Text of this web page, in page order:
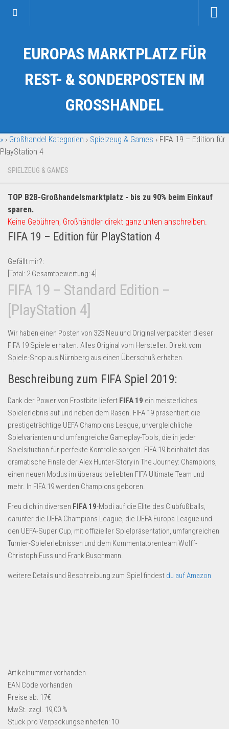
Kategorien
Auto & Motorrad
Fahrzeuge & Transport
Garten & Werkzeug
Geschäft, Büro & Schreibwaren
Geschenkartikel
Handy und Smartphone
Kosmetik & Pflege
Lebensmittel & Getränke
Multimedia & Elektro
Münzen
Spielzeug & Games
Schuhe & Accessoires
Uhren & Schmuck
Wohnen & Einrichten
Restposten-Angebote
eBay Restposten kaufen
Sonderposten-Angebote
Saison & Eventprodkte
Dropshipping-Produkte
B2B Produkte
Aldi
Lidl
EUROPAS MARKTPLATZ FÜR
REST- & SONDERPOSTEN IM
GROSSHANDEL
» › Großhandel Kategorien › Spielzeug & Games › FIFA 19 – Edition für
PlayStation 4
SPIELZEUG & GAMES
TOP B2B-Großhandelsmarktplatz - bis zu 90% beim Einkauf
sparen.
Keine Gebühren, Großhändler direkt ganz unten anschreiben.
FIFA 19 – Edition für PlayStation 4
Gefällt mir?:
[Total: 2Gesamtbewertung: 4
FIFA 19 – Standard Edition –
[PlayStation 4]
Wir haben einen Posten von 323 Neu und Original verpackten dieser
FIFA 19 Spiele erhalten. Alles Original vom Hersteller. Direkt vom
Spiele-Shop aus Nürnberg aus einen Überschuß erhalten.
Beschreibung zum FIFA Spiel 2019:
Dank der Power von Frostbite liefert FIFA 19 ein meisterliches
Spielerlebnis auf und neben dem Rasen. FIFA 19 präsentiert die
prestigeträchtige UEFA Champions League, unvergleichliche
Spielvarianten und umfangreiche Gameplay-Tools, die in jeder
Spielsituation für perfekte Kontrolle sorgen. FIFA 19 beinhaltet das
dramatische Finale der Alex Hunter-Story in The Journey: Champions,
einen neuen Modus im überaus beliebten FIFA Ultimate Team und
mehr. In FIFA 19 werden Champions geboren.
Freu dich in diversen FIFA 19-Modi auf die Elite des Clubfußballs,
darunter die UEFA Champions League, die UEFA Europa League und
den UEFA-Super Cup, mit offizieller Spielpräsentation, umfangreichen
Turnier-Spielerlebnissen und dem Kommentatorenteam Wolff-
Christoph Fuss und Frank Buschmann.
weitere Details und Beschreibung zum Spiel findest du auf Amazon
Artikelnummervorhanden
EAN Code vorhanden
Preise ab: 17€
MwSt. zzgl. 19,00 %
Stück pro Verpackungseinheiten: 10